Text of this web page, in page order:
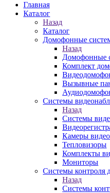
Главная
Каталог
Назад
Каталог
Домофонные
Назад
Домофонные
Комплект
Вызывные
Системы
Назад
Системы
Камеры
Тепловизоры
Комплекты
Мониторы
Системы контроля
Назад
Системы